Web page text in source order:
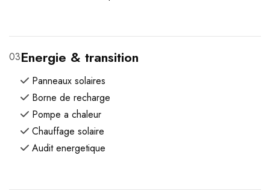
03Energie & transition
Panneaux solaires
Borne de recharge
Pompe a chaleur
Chauffage solaire
Audit energetique